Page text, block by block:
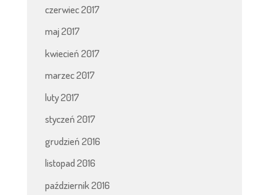
czerwiec 2017
maj 2017
kwiecień 2017
marzec 2017
luty 2017
styczeń 2017
grudzień 2016
listopad 2016
październik 2016